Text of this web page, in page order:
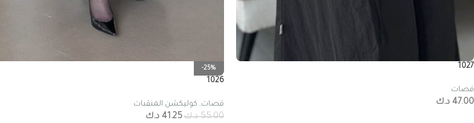
1027
قصات
47.00 د.ك
-25%
1026
قصات, كوليكشن المنقبات
55.00 د.ك41.25 د.ك